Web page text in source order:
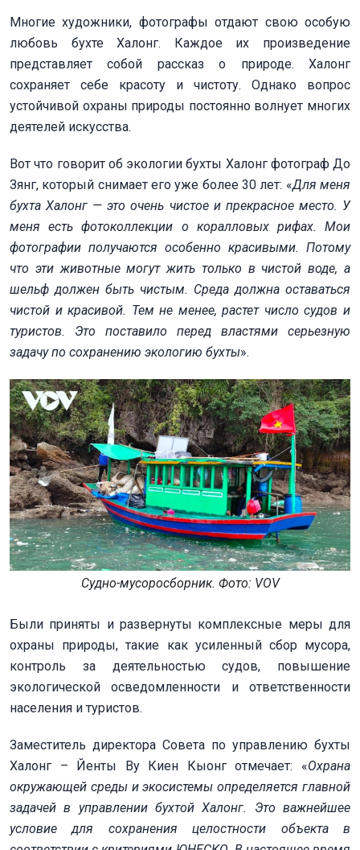
Многие художники, фотографы отдают свою особую
любовь бухте Халонг. Каждое их произведение
представляет собой рассказ о природе. Халонг
сохраняет себе красоту и чистоту. Однако вопрос
устойчивой охраны природы постоянно волнует многих
деятелей искусства.
Вот что говорит об экологии бухты Халонг фотограф До
Зянг, который снимает его уже более 30 лет: «Для меня
бухта Халонг — это очень чистое и прекрасное место. У
меня есть фотоколлекции о коралловых рифах. Мои
фотографии получаются особенно красивыми. Потому
что эти животные могут жить только в чистой воде, а
шельф должен быть чистым. Среда должна оставаться
чистой и красивой. Тем не менее, растет число судов и
туристов. Это поставило перед властями серьезную
задачу по сохранению экологию бухты».
Судно-мусоросборник. Фото: VOV
Были приняты и развернуты комплексные меры для
охраны природы, такие как усиленный сбор мусора,
контроль за деятельностью судов, повышение
экологической осведомленности и ответственности
населения и туристов.
Заместитель директора Совета по управлению бухты
Халонг – Йенты Ву Киен Кыонг отмечает: «Охрана
окружающей среды и экосистемы определяется главной
задачей в управлении бухтой Халонг. Это важнейшее
условие для сохранения целостности объекта в